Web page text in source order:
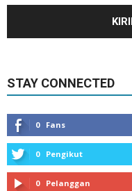
STAY CONNECTED
0 Fans
0 Pengikut
0 Pelanggan